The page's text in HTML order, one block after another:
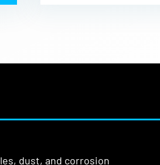
dust, and corrosion